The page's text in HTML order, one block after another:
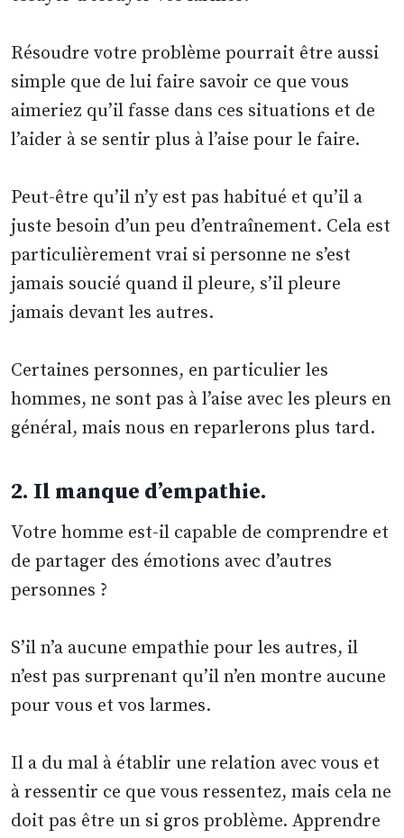
Résoudre votre problème pourrait être aussi
simple que de lui faire savoir ce que vous
aimeriez qu’il fasse dans ces situations et de
l’aider à se sentir plus à l’aise pour le faire.
Peut-être qu’il n’y est pas habitué et qu’il a
juste besoin d’un peu d’entraînement. Cela est
particulièrement vrai si personne ne s’est
jamais soucié quand il pleure, s’il pleure
jamais devant les autres.
Certaines personnes, en particulier les
hommes, ne sont pas à l’aise avec les pleurs en
général, mais nous en reparlerons plus tard.
2. Il manque d’empathie.
Votre homme est-il capable de comprendre et
de partager des émotions avec d’autres
personnes ?
S’il n’a aucune empathie pour les autres, il
n’est pas surprenant qu’il n’en montre aucune
pour vous et vos larmes.
Il a du mal à établir une relation avec vous et
à ressentir ce que vous ressentez, mais cela ne
doit pas être un si gros problème. Apprendre